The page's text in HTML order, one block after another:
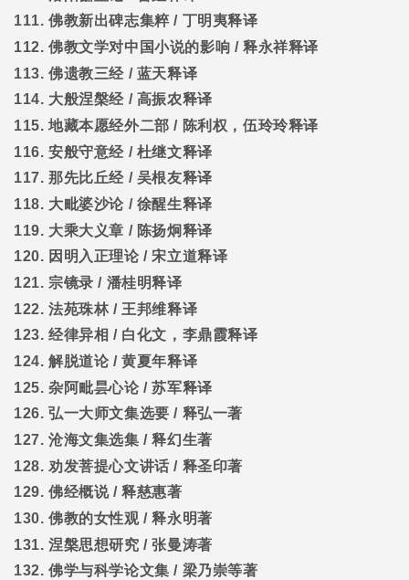
111. 佛教新出碑志集粹/ 丁明夷释译
112. 佛教文学对中国小说的影响 /释永祥释译
113. 佛遗教三经 / 蓝天释译
114. 大般涅槃经 / 高振农释译
115. 地藏本愿经外二部 / 陈利权，伍玲玲释译
116. 安般守意经 / 杜继文释译
117. 那先比丘经 / 吴根友释译
118. 大毗婆沙论 / 徐醒生释译
119. 大乘大义章 / 陈扬炯释译
120. 因明入正理论/宋立道释译
121. 宗镜录 / 潘桂明释译
122. 法苑珠林/ 王邦维释译
123. 经律异相 / 白化文，李鼎霞释译
124. 解脱道论/黄夏年释译
125. 杂阿毗昙心论/苏军释译
126. 弘一大师文集选要 / 释弘一著
127. 沧海文集选集 /释幻生著
128. 劝发菩提心文讲话 / 释圣印著
129. 佛经概说/释慈惠著
130. 佛教的女性观/释永明著
131. 涅槃思想研究 /张曼涛著
132. 佛学与科学论文集 / 梁乃崇等著